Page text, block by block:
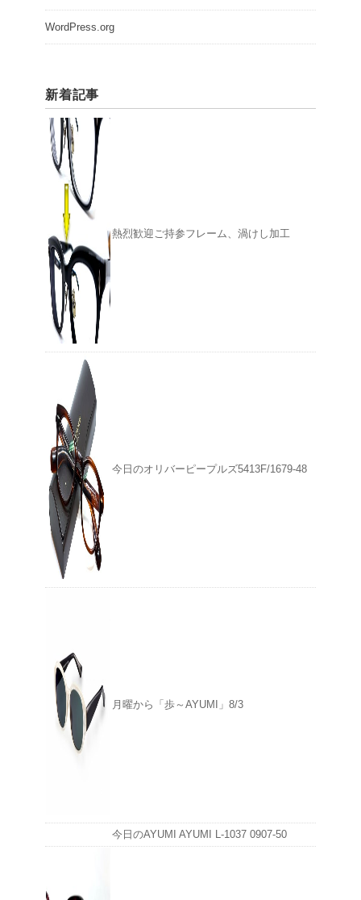
WordPress.org
新着記事
熱烈歓迎ご持参フレーム、渦けし加工
今日のオリバーピープルズ5413F/1679-48
月曜から「歩～AYUMI」8/3
今日のAYUMI AYUMI L-1037 0907-50